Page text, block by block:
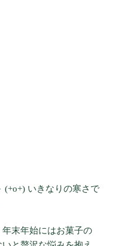
(+o+) いきなりの寒さで
末年始にはお菓子の